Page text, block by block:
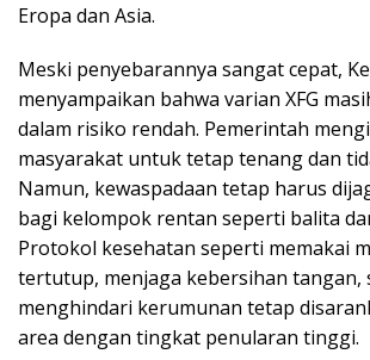
Eropa dan Asia.
Meski penyebarannya sangat cepat,
menyampaikan bahwa varian XFG
dalam risiko rendah. Pemerintah
masyarakat untuk tetap tenang dan
Namun, kewaspadaan tetap harus
bagi kelompok rentan seperti balita
Protokol kesehatan seperti memakai
tertutup, menjaga kebersihan tangan,
menghindari kerumunan tetap
area dengan tingkat penularan tinggi.